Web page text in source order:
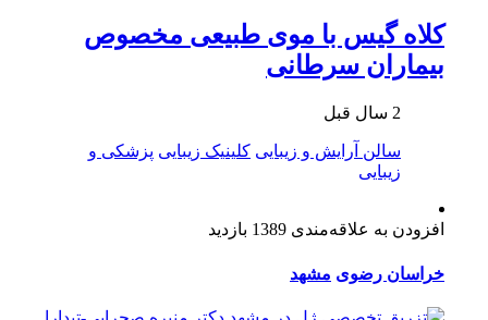
کلاه گیس با موی طبیعی مخصوص
بیماران سرطانی
2 سال قبل
سالن آرایش و زیبایی کلینیک زیبایی پزشکی و
زیبایی
افزودن به علاقه‌مندی 1389 بازدید
خراسان رضوی مشهد